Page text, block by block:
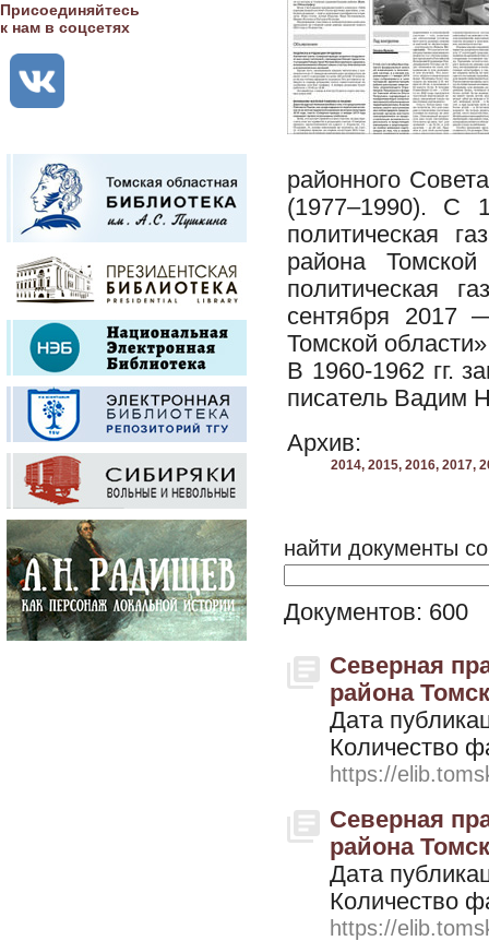
Присоединяйтесь
к нам в соцсетях
районного
(1977–1990). С
политическая
района
политическая
сентября 2017
Томской
В 1960-1962 гг.
писатель Вадим
Архив:
2014, 2015, 2016, 2017,
найти документы
Документов: 600
Северная
района
Дата
Количество
https://
Северная
района
Дата
Количество
https://